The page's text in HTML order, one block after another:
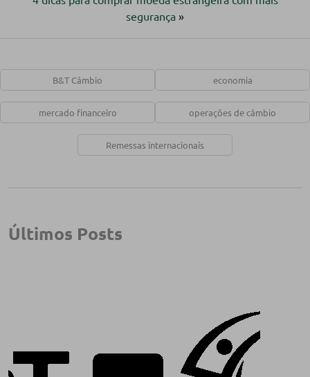
segurança »
B&T Câmbio economia
mercado financeiro operações de câmbio
Remessas internacionais
Últimos Posts